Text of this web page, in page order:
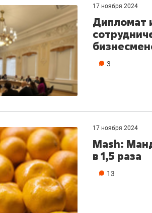
17 ноября 2024
Дипломат
3
17 ноября 2024
Mash:
в 1,5 раза
13